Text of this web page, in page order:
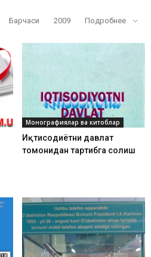
Барчаси 2009 Подробнее
Монографиялар ва китоблар
Иқтисодиётни давлат
томонидан тартибга солиш